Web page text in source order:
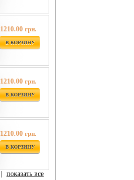
1210.00 грн.
В КОРЗИНУ
1210.00 грн.
В КОРЗИНУ
1210.00 грн.
В КОРЗИНУ
показать все